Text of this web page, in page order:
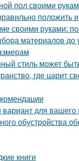
пол своими
положить
своими руками:
материалов до
стиль может
где царит
для вашего
обустройства
книги